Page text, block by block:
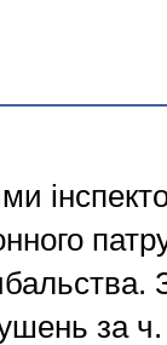
за